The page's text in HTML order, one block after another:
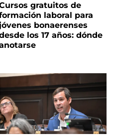
gratuitos de
laboral para
jóvenes bonaerenses
los 17 años: dónde